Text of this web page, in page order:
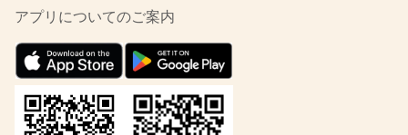
アプリについてのご案内